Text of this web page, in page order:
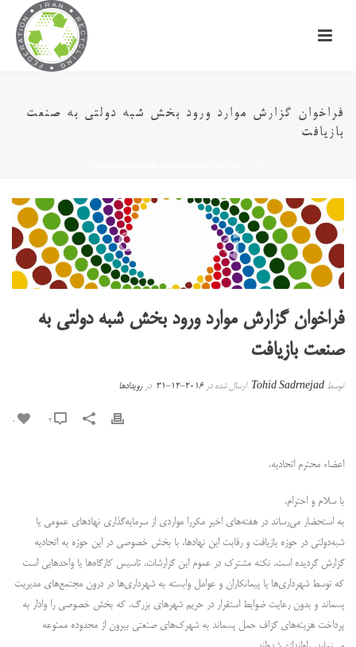
فراخوان گزارش موارد ورود بخش شبه دولتی به صنعت
بازیافت‎
فراخوان گزارش موارد ورود بخش شبه دولتی به
صنعت بازیافت‎
توسط Tohid Sadrnejad ارسال شده در2016-12-31 در رویدادها
0
اعضاء محترم اتحادیه،
با سلام و احترام،
به استحضار می‌رساند در هفته‌های اخیر مکررا مواردی از سرمایه‌گذاری نهادهای عمومی یا
شبه‌دولتی در حوزه بازیافت و رقابت این نهادها، با بخش خصوصی در این حوزه به اتحادیه
گزارش گردیده است. نکته مشترک در عموم این گزارشات، تاسیس کارگاه‌ها یا واحدهایی است
که توسط شهرداری‌ها یا پیمانکاران و عوامل وابسته به شهرداری‌ها در درون مجتمع‌های مدیریت
پسماند و بدون رعایت ضوابط استقرار در حریم شهرهای بزرگ، که بخش خصوصی را وادار به
پرداخت هزینه‌های گزاف حمل پسماند به شهرک‌های صنعتی بیرون از محدوده ممنوعه